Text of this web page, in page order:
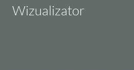
Wizualizator